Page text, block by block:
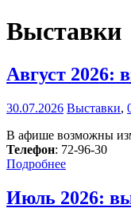
Выставки
Август 2026:
30.07.2026 Выставки,
В афише возможны
Телефон: 72-96-30
Подробнее
Июль 2026: